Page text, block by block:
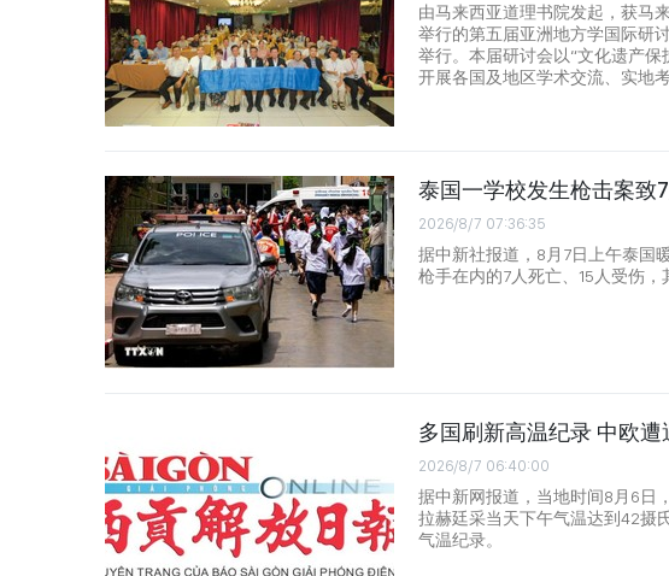
由马来西亚道理书院发起，获马
举行的第五届亚洲地方学国际研
举行。本届研讨会以“文化遗产保
开展各国及地区学术交流、实地
泰国一学校发生枪击案致
2026/8/7 07:36:35
据中新社报道，8月7日上午泰国
枪手在内的7人死亡、15人受伤，
多国刷新高温纪录 中欧
2026/8/7 06:40:00
据中新网报道，当地时间8月6日
拉赫廷采当天下午气温达到42摄
气温纪录。